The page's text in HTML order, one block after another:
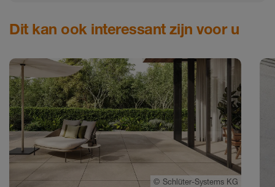
Dit kan ook interessant zijn voor u
© Schlüter-Systems KG